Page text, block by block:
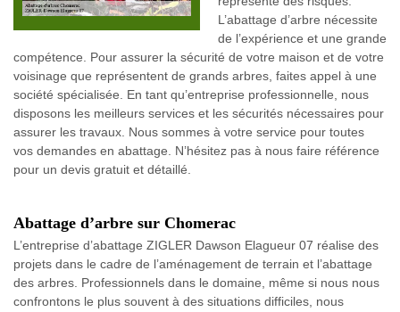
L’abattage d’arbre nécessite
de l’expérience et une grande
compétence. Pour assurer la sécurité de votre maison et de votre
voisinage que représentent de grands arbres, faites appel à une
société spécialisée. En tant qu’entreprise professionnelle, nous
disposons les meilleurs services et les sécurités nécessaires pour
assurer les travaux. Nous sommes à votre service pour toutes
vos demandes en abattage. N’hésitez pas à nous faire référence
pour un devis gratuit et détaillé.
Abattage d’arbre sur Chomerac
L’entreprise d’abattage ZIGLER Dawson Elagueur 07 réalise des
projets dans le cadre de l’aménagement de terrain et l’abattage
des arbres. Professionnels dans le domaine, même si nous nous
confrontons le plus souvent à des situations difficiles, nous